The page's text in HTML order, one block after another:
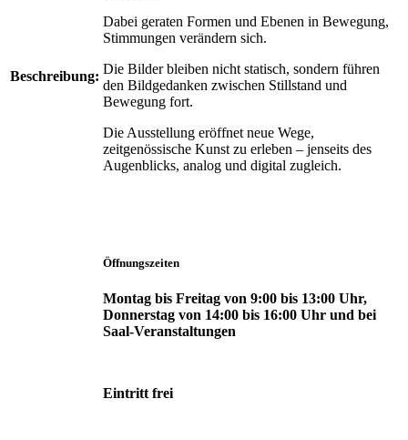
Beschreibung:
Dabei geraten Formen und Ebenen in Bewegung,
Stimmungen verändern sich.
Die Bilder bleiben nicht statisch, sondern führen
den Bildgedanken zwischen Stillstand und
Bewegung fort.
Die Ausstellung eröffnet neue Wege,
zeitgenössische Kunst zu erleben – jenseits des
Augenblicks, analog und digital zugleich.
Öffnungszeiten
Montag bis Freitag von 9:00 bis 13:00 Uhr,
Donnerstag von 14:00 bis 16:00 Uhr und bei
Saal-Veranstaltungen
Eintritt frei